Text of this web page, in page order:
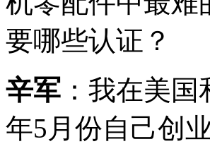
要哪些认证？
辛军 ：我在美
年5月份自己创